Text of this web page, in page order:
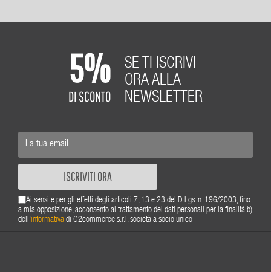
5%
DI SCONTO
SE TI ISCRIVI
ORA ALLA
NEWSLETTER
ISCRIVITI ORA
Ai sensi e per gli effetti degli articoli 7, 13 e 23 del D.Lgs. n. 196/2003, fino
a mia opposizione, acconsento al trattamento dei dati personali per la finalità b)
dell'informativa di G2commerce s.r.l. società a socio unico